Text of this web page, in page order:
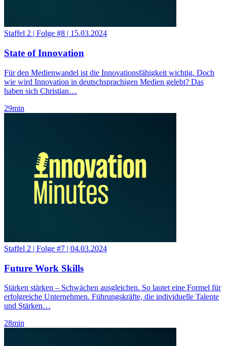
Staffel 2 | Folge #8 | 15.03.2024
State of Innovation
Für den Medienwandel ist die Innovationsfähigkeit wichtig. Doch
wie wird Innovation in deutschsprachigen Medien gelebt? Das
haben sich Christian…
29min
Staffel 2 | Folge #7 | 04.03.2024
Future Work Skills
Stärken stärken – Schwächen ausgleichen. So lautet eine Formel für
erfolgreiche Unternehmen. Führungskräfte, die individuelle Talente
und Stärken…
28min